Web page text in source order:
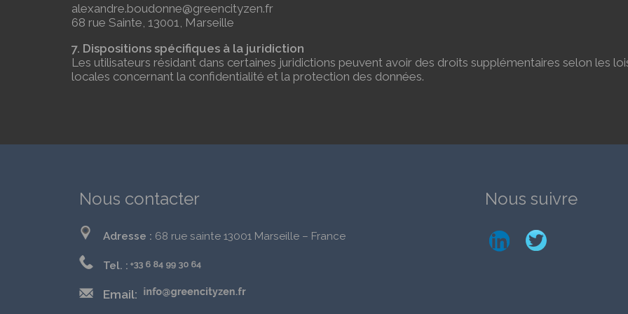
alexandre.boudonne@greencityzen.fr
68 rue Sainte, 13001, Marseille
7. Dispositions spécifiques à la juridiction
Les utilisateurs résidant dans certaines juridictions peuvent avoir des droits supplémentaires selon les
locales concernant la confidentialité et la protection des données.
Nous contacter
Adresse : 68 rue sainte 13001 Marseille – France
Tel. :
Email:
Nous suivre